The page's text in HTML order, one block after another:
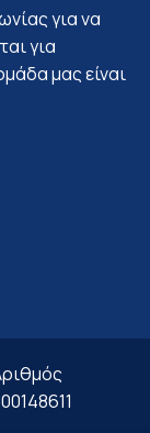
για να
για
μας είναι